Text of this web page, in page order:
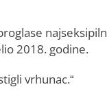
2018. godine.
vrhunac.“